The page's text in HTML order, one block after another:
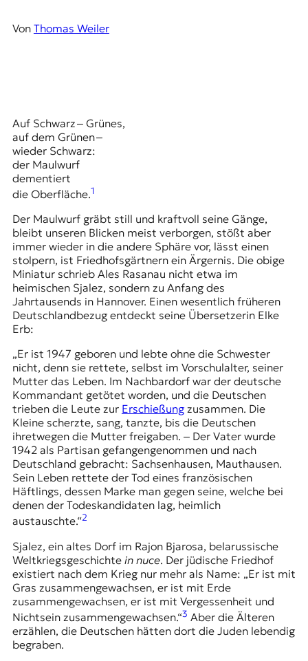
a
u
n
d
M
e
d
e
n
k
o
m
p
e
t
e
z
z
u
O
s
t
e
u
r
o
p
.
Von Thomas Weiler
Auf Schwarz ‒ Grünes,
auf dem Grünen ‒
wieder Schwarz:
der Maulwurf
dementiert
die Oberfläche.1
Der Maulwurf gräbt still und kraftvoll seine Gänge,
bleibt unseren Blicken meist verborgen, stößt aber
immer wieder in die andere Sphäre vor, lässt einen
stolpern, ist Friedhofsgärtnern ein Ärgernis. Die obige
Miniatur schrieb Ales Rasanau nicht etwa im
heimischen Sjalez, sondern zu Anfang des
Jahrtausends in Hannover. Einen wesentlich früheren
Deutschlandbezug entdeckt seine Übersetzerin Elke
Erb:
„Er ist 1947 geboren und lebte ohne die Schwester
nicht, denn sie rettete, selbst im Vorschulalter, seiner
Mutter das Leben. Im Nachbardorf war der deutsche
Kommandant getötet worden, und die Deutschen
trieben die Leute zur Erschießungzusammen. Die
Kleine scherzte, sang, tanzte, bis die Deutschen
ihretwegen die Mutter freigaben. ‒ Der Vater wurde
1942 als Partisan gefangengenommen und nach
Deutschland gebracht: Sachsenhausen, Mauthausen.
Sein Leben rettete der Tod eines französischen
Häftlings, dessen Marke man gegen seine, welche bei
denen der Todeskandidaten lag, heimlich
austauschte.“2
Sjalez, ein altes Dorf im Rajon Bjarosa, belarussische
Weltkriegsgeschichte in nuce. Der jüdische Friedhof
existiert nach dem Krieg nur mehr als Name: „Er ist mit
Gras zusammengewachsen, er ist mit Erde
zusammengewachsen, er ist mit Vergessenheit und
Nichtsein zusammengewachsen.“3 Aber die Älteren
erzählen, die Deutschen hätten dort die Juden lebendig
begraben.